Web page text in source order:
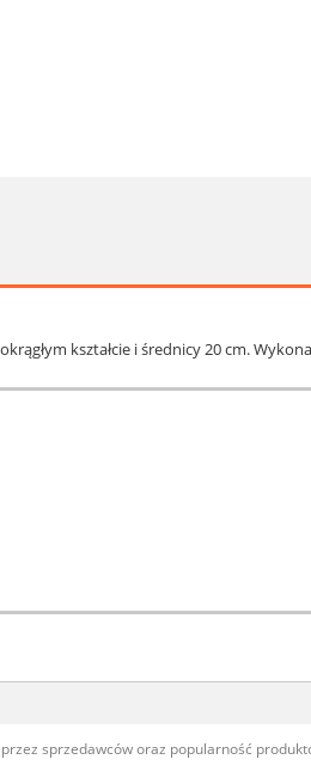
kształcie i średnicy 20 cm.
sprzedawców oraz popularność